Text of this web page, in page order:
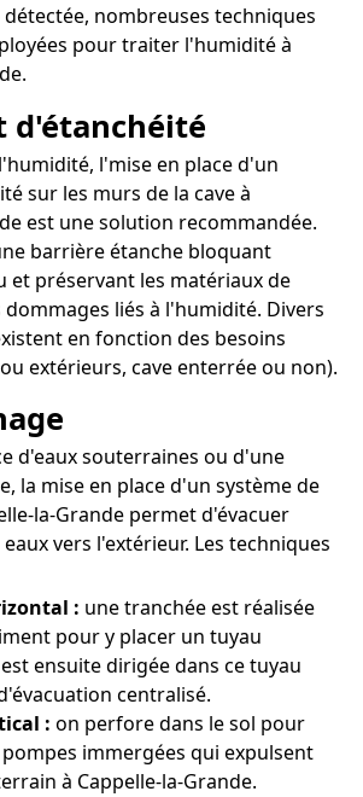
détectée, nombreuses techniques
pour traiter l'humidité à
d'étanchéité
l'mise en place d'un
sur les murs de la cave à
est une solution recommandée.
barrière étanche bloquant
et préservant les matériaux de
liés à l'humidité. Divers
en fonction des besoins
extérieurs, cave enterrée ou non).
d'eaux souterraines ou d'une
la mise en place d'un système de
la-Grande permet d'évacuer
vers l'extérieur. Les techniques
: une tranchée est réalisée
pour y placer un tuyau
ensuite dirigée dans ce tuyau
centralisé.
: on perfore dans le sol pour
immergées qui expulsent
à Cappelle-la-Grande.